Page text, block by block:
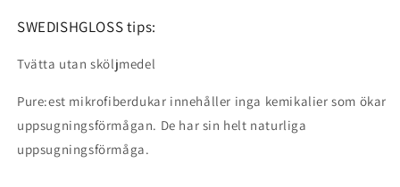
SWEDISHGLOSS tips:
Tvätta utan sköljmedel
Pure:est mikrofiberdukar innehåller inga kemikalier som ökar
uppsugningsförmågan. De har sin helt naturliga
uppsugningsförmåga.